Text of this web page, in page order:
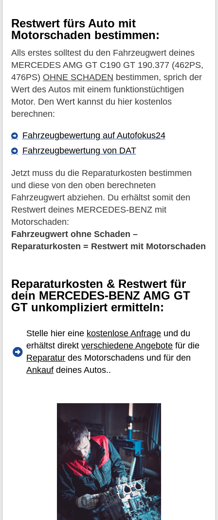
Restwert fürs Auto mit
Motorschaden bestimmen:
Alls erstes solltest du den Fahrzeugwert deines
MERCEDES AMG GT C190 GT 190.377 (462PS,
476PS) OHNE SCHADEN bestimmen, sprich der
Wert des Autos mit einem funktionstüchtigen
Motor. Den Wert kannst du hier kostenlos
berechnen:
Fahrzeugbewertung auf Autofokus24
Fahrzeugbewertung von DAT
Jetzt muss du die Reparaturkosten bestimmen
und diese von den oben berechneten
Fahrzeugwert abziehen. Du erhältst somit den
Restwert deines MERCEDES-BENZ mit
Motorschaden:
Fahrzeugwert ohne Schaden –
Reparaturkosten = Restwert mit Motorschaden
Reparaturkosten & Restwert für
dein MERCEDES-BENZ AMG GT
GT unkompliziert ermitteln:
Stelle hier eine kostenlose Anfrage und du
erhältst direktverschiedene Angebote für die
Reparatur des Motorschadens und für den
Ankauf deines Autos..